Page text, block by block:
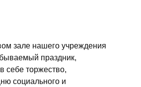
зале нашего учреждения
праздник,
себе торжество,
социального и